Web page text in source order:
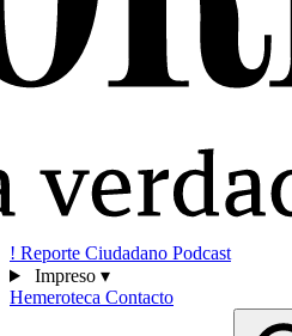
! Reporte Ciudadano Podcast
Impreso ▾
Hemeroteca Contacto